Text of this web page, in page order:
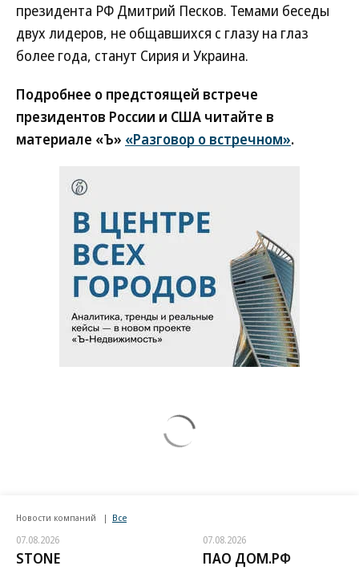
президента РФ Дмитрий Песков. Темами беседы
двух лидеров, не общавшихся с глазу на глаз
более года, станут Сирия и Украина.
Подробнее о предстоящей встрече
президентов России и США читайте в
материале «Ъ» «Разговор о встречном».
Новости компаний Все
07.08.2026
STONE
07.08.2026
ПАО ДОМ.РФ